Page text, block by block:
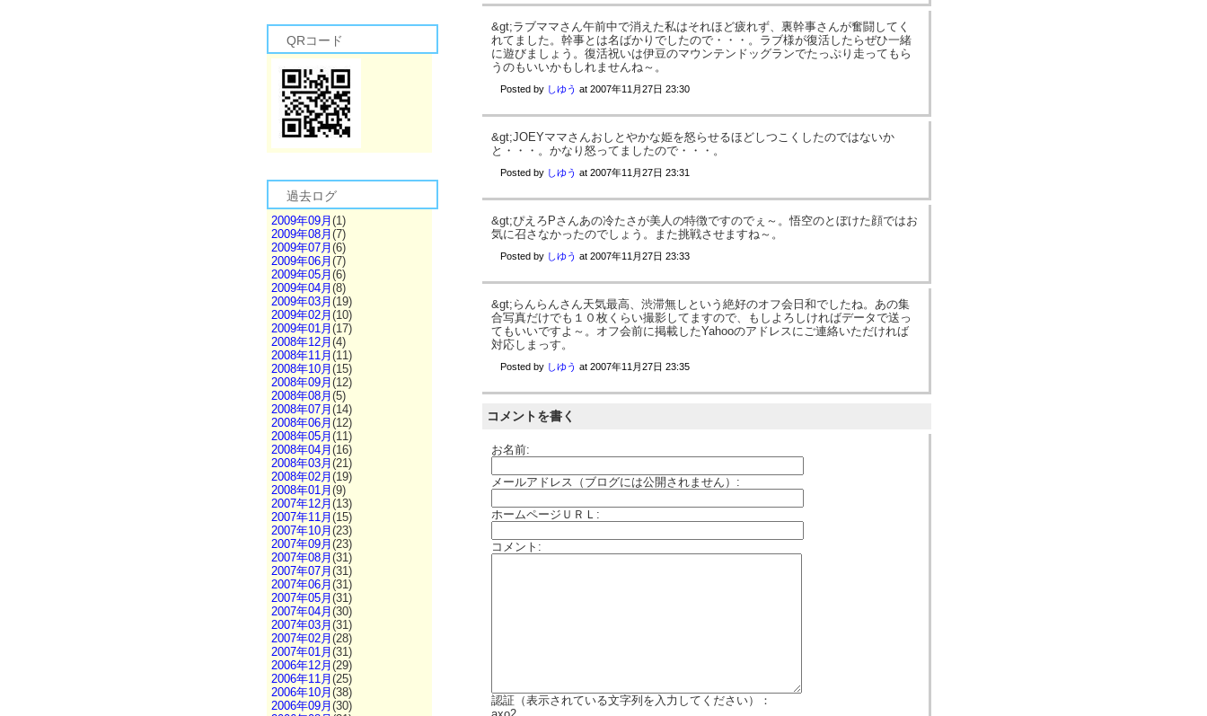
QRコード
過去ログ
2009年09月 (1)
2009年08月 (7)
2009年07月 (6)
2009年06月 (7)
2009年05月 (6)
2009年04月 (8)
2009年03月 (19)
2009年02月 (10)
2009年01月 (17)
2008年12月 (4)
2008年11月 (11)
2008年10月 (15)
2008年09月 (12)
2008年08月 (5)
2008年07月 (14)
2008年06月 (12)
2008年05月 (11)
2008年04月 (16)
2008年03月 (21)
2008年02月 (19)
2008年01月 (9)
2007年12月 (13)
2007年11月 (15)
2007年10月 (23)
2007年09月 (23)
2007年08月 (31)
2007年07月 (31)
2007年06月 (31)
2007年05月 (31)
2007年04月 (30)
2007年03月 (31)
2007年02月 (28)
2007年01月 (31)
2006年12月 (29)
2006年11月 (25)
2006年10月 (38)
2006年09月 (30)
&gt;ラブママさん午前中で消えた私はそれほど疲れず、裏幹事さんが奮闘してく
れてました。幹事とは名ばかりでしたので・・・。ラブ様が復活したらぜひ一緒
に遊びましょう。復活祝いは伊豆のマウンテンドッグランでたっぷり走ってもら
うのもいいかもしれませんね～。
Posted by しゆう at 2007年11月27日 23:30
&gt;JOEYママさんおしとやかな姫を怒らせるほどしつこくしたのではないか
と・・・。かなり怒ってましたので・・・。
Posted by しゆう at 2007年11月27日 23:31
&gt;ぴえろPさんあの冷たさが美人の特徴ですのでぇ～。悟空のとぼけた顔ではお
気に召さなかったのでしょう。また挑戦させますね～。
Posted by しゆう at 2007年11月27日 23:33
&gt;らんらんさん天気最高、渋滞無しという絶好のオフ会日和でしたね。あの集
合写真だけでも１０枚くらい撮影してますので、もしよろしければデータで送っ
てもいいですよ～。オフ会前に掲載したYahooのアドレスにご連絡いただければ
対応しまっす。
Posted by しゆう at 2007年11月27日 23:35
コメントを書く
お名前:
メールアドレス（ブログには公開されません）:
ホームページＵＲＬ:
コメント:
認証（表示されている文字列を入力してください）：